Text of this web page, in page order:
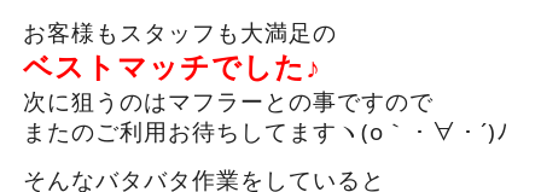
お客様もスタッフも大満足の
ベストマッチでした♪
次に狙うのはマフラーとの事ですので
またのご利用お待ちしてますヽ(o｀・∀・´)ﾉ
そんなバタバタ作業をしていると